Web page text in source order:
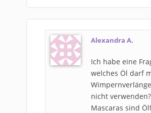
Alexandra A.
Ich habe eine
welches Öl darf
nicht
Mascaras sind